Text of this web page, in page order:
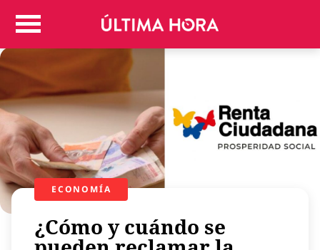
Colombia
Judicial
Politica
Regiones
Deportes
Positivas
Entretenimiento
Vida
Mundo
Virales
ECONOMÍA
¿Cómo y cuándo se